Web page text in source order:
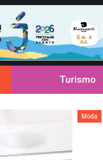
Turismo
Moda